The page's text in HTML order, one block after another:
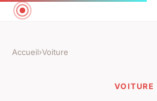
Accueil›Voiture
VOITURE